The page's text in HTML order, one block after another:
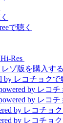
Hi-Res